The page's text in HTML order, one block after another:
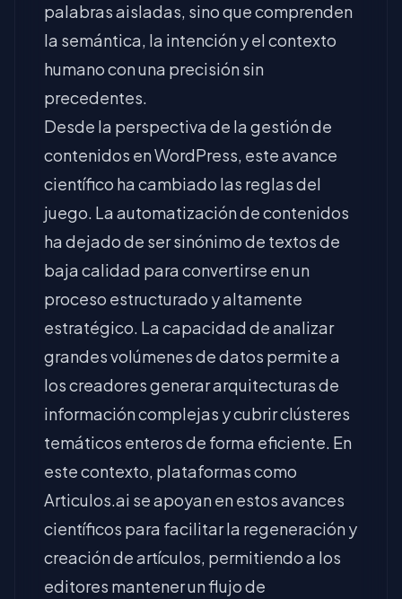
palabras aisladas, sino que comprenden
la semántica, la intención y el contexto
humano con una precisión sin
precedentes.
Desde la perspectiva de la gestión de
contenidos en WordPress, este avance
científico ha cambiado las reglas del
juego. La automatización de contenidos
ha dejado de ser sinónimo de textos de
baja calidad para convertirse en un
proceso estructurado y altamente
estratégico. La capacidad de analizar
grandes volúmenes de datos permite a
los creadores generar arquitecturas de
información complejas y cubrir clústeres
temáticos enteros de forma eficiente. En
este contexto, plataformas como
Articulos.ai se apoyan en estos avances
científicos para facilitar la regeneración y
creación de artículos, permitiendo a los
editores mantener un flujo de